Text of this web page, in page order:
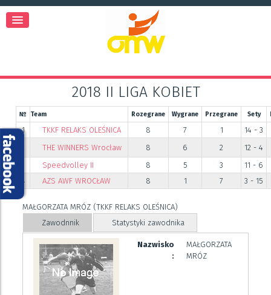
2018 II LIGA KOBIET
№ Team Rozegrane Wygrane Przegrane Sety
1 TKKF RELAKS OLEŚNICA 8 7 1
14 - 3
THE WINNERS Wrocław 8 6 2
12 - 4
Speedvolley II 8 5 3
11 - 6
4
AZS AWF WROCŁAW 8 1 7 3 - 15
MAŁGORZATA MRÓZ (TKKF RELAKS OLEŚNICA)
Zawodnnik
Statystyki zawodnika
Nazwisko
:
MAŁGORZATA
MRÓZ